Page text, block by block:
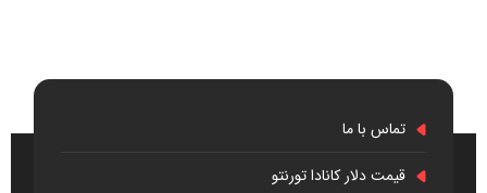
تماس با ما
قیمت دلار کانادا تورنتو